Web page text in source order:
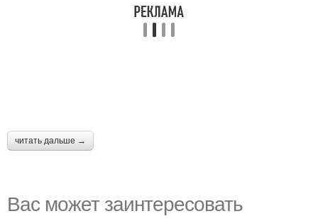
читать дальше →
Вас может заинтересовать